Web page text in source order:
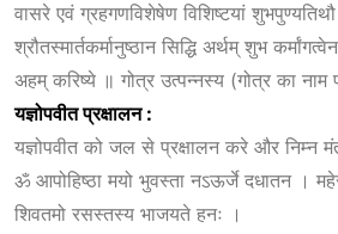
वासरे एवं ग्रहगणविशेषेण विशिष्टयां शुभपुण्यतिथौ
श्रौतस्मार्तकर्मानुष्ठान सिद्धि अर्थम् शुभ
अहम् करिष्ये ॥ गोत्र उत्पन्नस्य (गोत्र का नाम
यज्ञोपवीतप्रक्षालन :
यज्ञोपवीत को जल से प्रक्षालन करे और निम्न
ॐ आपोहिष्ठा मयो भुवस्ता नऽऊर्जे दधातन ।
शिवतमो रसस्तस्य भाजयते हनः ।